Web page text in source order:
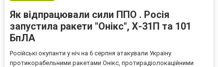
Як відпрацювали сили ППО . Росія
запустила ракети "Онікс", Х-31П та 101
БпЛА
Російські окупанти у ніч на 6 серпня атакували Україну
протикорабельними ракетами Онікс, протирадіолокаційними